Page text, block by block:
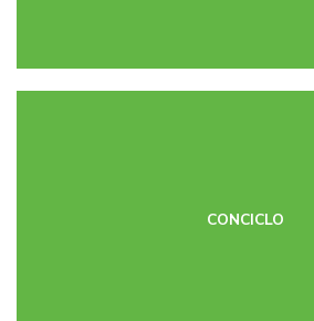
CONCICLO